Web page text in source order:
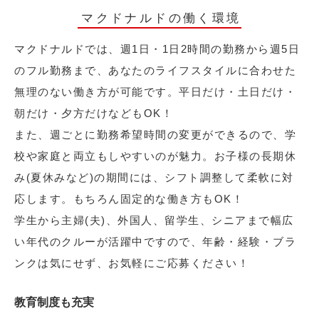
マクドナルドの働く環境
マクドナルドでは、週1日・1日2時間の勤務から週5日
のフル勤務まで、あなたのライフスタイルに合わせた
無理のない働き方が可能です。平日だけ・土日だけ・
朝だけ・夕方だけなどもOK！
また、週ごとに勤務希望時間の変更ができるので、学
校や家庭と両立もしやすいのが魅力。お子様の長期休
み(夏休みなど)の期間には、シフト調整して柔軟に対
応します。もちろん固定的な働き方もOK！
学生から主婦(夫)、外国人、留学生、シニアまで幅広
い年代のクルーが活躍中ですので、年齢・経験・ブラ
ンクは気にせず、お気軽にご応募ください！
教育制度も充実